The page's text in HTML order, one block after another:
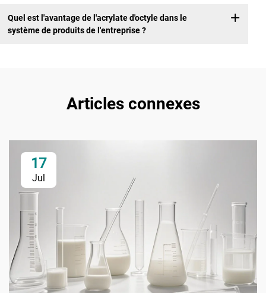
Quel est l'avantage de l'acrylate d'octyle dans le
système de produits de l'entreprise ?
Articles connexes
17
Jul